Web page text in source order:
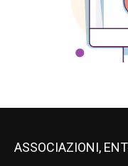
ASSOCIAZIONI,